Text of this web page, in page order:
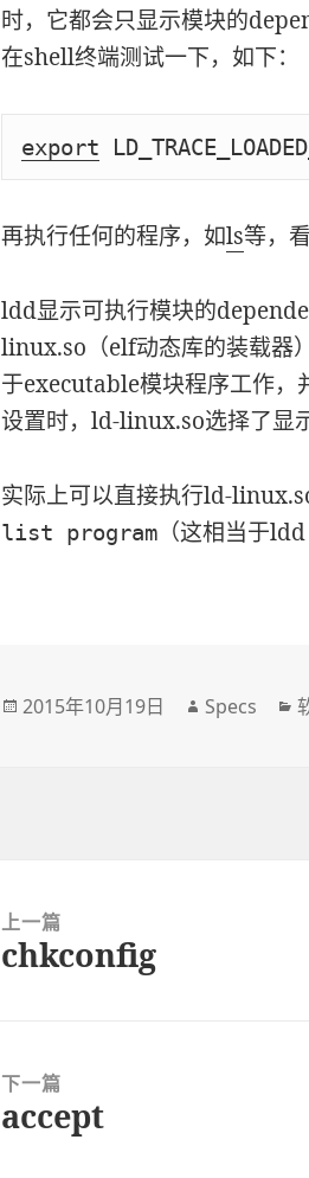
时，它都会只显示模块的
在shell终端测试一下，如下：
export
再执行任何的程序，如ls等，
ldd显示可执行模块的
linux.so（elf动态库的装载器
于executable模块程序工作，
设置时，ld-linux.so选择了显
实际上可以直接执行ld-
list program （这相当于
发
2015年10月19日
作
Specs
上一篇
上
chkconfig
下一篇
下
accept